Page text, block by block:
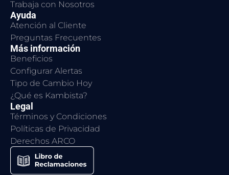
Trabaja con Nosotros
Ayuda
Atención al Cliente
Preguntas Frecuentes
Más información
Beneficios
Configurar Alertas
Tipo de Cambio Hoy
¿Qué es Kambista?
Legal
Términos y Condiciones
Políticas de Privacidad
Derechos ARCO